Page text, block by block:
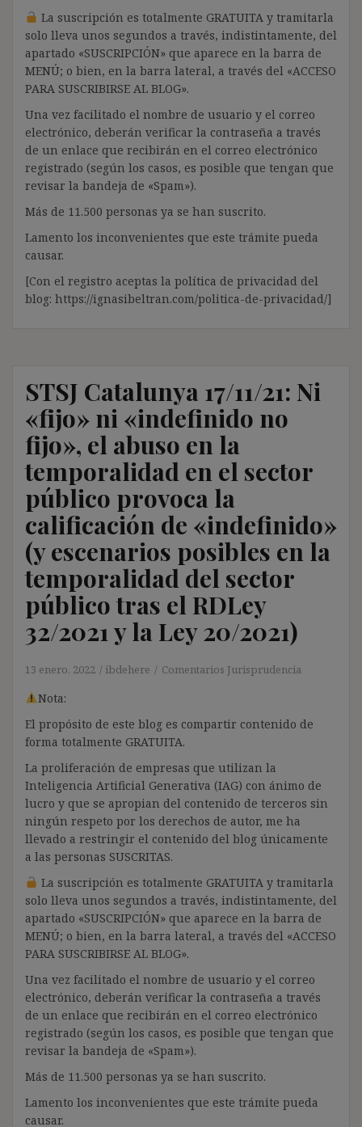
La suscripción es totalmente GRATUITA y tramitarla
solo lleva unos segundos a través, indistintamente, del
apartado «SUSCRIPCIÓN» que aparece en la barra de
MENÚ; o bien, en la barra lateral, a través del «ACCESO
PARA SUSCRIBIRSE AL BLOG».
Una vez facilitado el nombre de usuario y el correo
electrónico, deberán verificar la contraseña a través
de un enlace que recibirán en el correo electrónico
registrado (según los casos, es posible que tengan que
revisar la bandeja de «Spam»).
Más de 11.500 personas ya se han suscrito.
Lamento los inconvenientes que este trámite pueda
causar.
[Con el registro aceptas la política de privacidad del
blog: https://ignasibeltran.com/politica-de-privacidad/]
STSJ Catalunya 17/11/21: Ni
«fijo» ni «indefinido no
fijo», el abuso en la
temporalidad en el sector
público provoca la
calificación de «indefinido»
(y escenarios posibles en la
temporalidad del sector
público tras el RDLey
32/2021 y la Ley 20/2021)
13 enero, 2022 ibdehere Comentarios Jurisprudencia
Nota:
El propósito de este blog es compartir contenido de
forma totalmente GRATUITA.
La proliferación de empresas que utilizan la
Inteligencia Artificial Generativa (IAG) con ánimo de
lucro y que se apropian del contenido de terceros sin
ningún respeto por los derechos de autor, me ha
llevado a restringir el contenido del blog únicamente
a las personas SUSCRITAS.
La suscripción es totalmente GRATUITA y tramitarla
solo lleva unos segundos a través, indistintamente, del
apartado «SUSCRIPCIÓN» que aparece en la barra de
MENÚ; o bien, en la barra lateral, a través del «ACCESO
PARA SUSCRIBIRSE AL BLOG».
Una vez facilitado el nombre de usuario y el correo
electrónico, deberán verificar la contraseña a través
de un enlace que recibirán en el correo electrónico
registrado (según los casos, es posible que tengan que
revisar la bandeja de «Spam»).
Más de 11.500 personas ya se han suscrito.
Lamento los inconvenientes que este trámite pueda
causar.